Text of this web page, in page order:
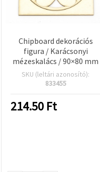
Chipboard dekorációs
figura / Karácsonyi
mézeskalács / 90×80 mm
SKU (leltári azonosító):
833455
214.50 Ft